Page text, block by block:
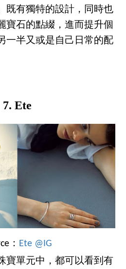
既有獨特的設計，同時也
寶石的點綴，進而提升個
一半又或是自己日常的配
7. Ete
： Ete @IG
寶單元中，都可以看到有